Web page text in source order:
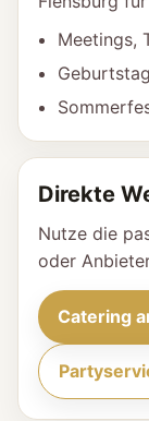
Meetings,
Direkte
Nutze die
oder
Catering